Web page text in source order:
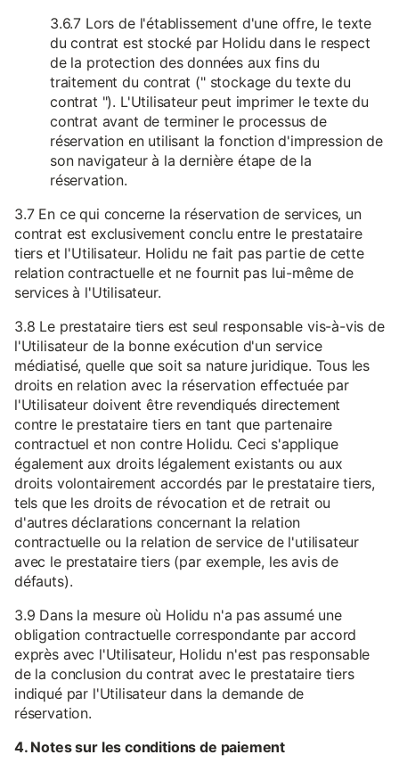
3.6.7 Lors de l'établissement d'une offre, le texte
du contrat est stocké par Holidu dans le respect
de la protection des données aux fins du
traitement du contrat (" stockage du texte du
contrat "). L'Utilisateur peut imprimer le texte du
contrat avant de terminer le processus de
réservation en utilisant la fonction d'impression de
son navigateur à la dernière étape de la
réservation.
3.7 En ce qui concerne la réservation de services, un
contrat est exclusivement conclu entre le prestataire
tiers et l'Utilisateur. Holidu ne fait pas partie de cette
relation contractuelle et ne fournit pas lui-même de
services à l'Utilisateur.
3.8 Le prestataire tiers est seul responsable vis-à-vis de
l'Utilisateur de la bonne exécution d'un service
médiatisé, quelle que soit sa nature juridique. Tous les
droits en relation avec la réservation effectuée par
l'Utilisateur doivent être revendiqués directement
contre le prestataire tiers en tant que partenaire
contractuel et non contre Holidu. Ceci s'applique
également aux droits légalement existants ou aux
droits volontairement accordés par le prestataire tiers,
tels que les droits de révocation et de retrait ou
d'autres déclarations concernant la relation
contractuelle ou la relation de service de l'utilisateur
avec le prestataire tiers (par exemple, les avis de
défauts).
3.9 Dans la mesure où Holidu n'a pas assumé une
obligation contractuelle correspondante par accord
exprès avec l'Utilisateur, Holidu n'est pas responsable
de la conclusion du contrat avec le prestataire tiers
indiqué par l'Utilisateur dans la demande de
réservation.
4. Notes sur les conditions de paiement